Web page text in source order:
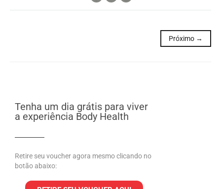
Próximo →
Tenha um dia grátis para viver
a experiência Body Health
Retire seu voucher agora mesmo clicando no
botão abaixo: